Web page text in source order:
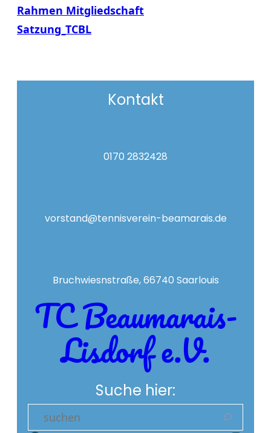
Rahmen Mitgliedschaft
Satzung_TCBL
Kontakt
0170 2832428
vorstand@tennisverein-beamarais.de
Bruchwiesnstraße, 66740 Saarlouis
TC Beaumarais-
Lisdorf e.V.
Suche hier: